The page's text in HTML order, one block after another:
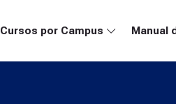
Cursos por Campus
Manual